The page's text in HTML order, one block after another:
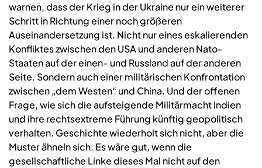
warnen, dass der Krieg in der Ukraine nur ein weiterer
Schritt in Richtung einer noch größeren
Auseinandersetzung ist. Nicht nur eines eskalierenden
Konfliktes zwischen den USA und anderen Nato-
Staaten auf der einen- und Russland auf der anderen
Seite. Sondern auch einer militärischen Konfrontation
zwischen „dem Westen“ und China. Und der offenen
Frage, wie sich die aufsteigende Militärmacht Indien
und ihre rechtsextreme Führung künftig geopolitisch
verhalten. Geschichte wiederholt sich nicht, aber die
Muster ähneln sich. Es wäre gut, wenn die
gesellschaftliche Linke dieses Mal nicht auf den